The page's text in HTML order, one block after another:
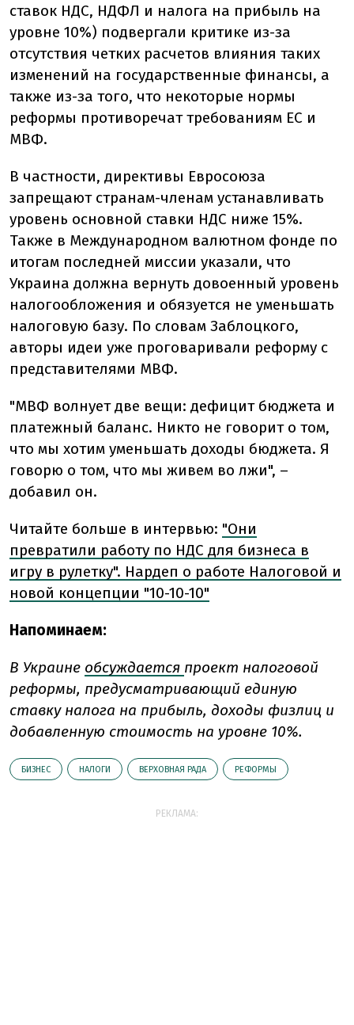
ставок НДС, НДФЛ и налога на прибыль на
уровне 10%) подвергали критике из-за
отсутствия четких расчетов влияния таких
изменений на государственные финансы, а
также из-за того, что некоторые нормы
реформы противоречат требованиям ЕС и
МВФ.
В частности, директивы Евросоюза
запрещают странам-членам устанавливать
уровень основной ставки НДС ниже 15%.
Также в Международном валютном фонде по
итогам последней миссии указали, что
Украина должна вернуть довоенный уровень
налогообложения и обязуется не уменьшать
налоговую базу. По словам Заблоцкого,
авторы идеи уже проговаривали реформу с
представителями МВФ.
"МВФ волнует две вещи: дефицит бюджета и
платежный баланс. Никто не говорит о том,
что мы хотим уменьшать доходы бюджета. Я
говорю о том, что мы живем во лжи", –
добавил он.
Читайте больше в интервью: "Они
превратили работу по НДС для бизнеса в
игру в рулетку". Нардеп о работе Налоговой и
новой концепции "10-10-10"
Напоминаем:
В Украине обсуждается проект налоговой
реформы, предусматривающий единую
ставку налога на прибыль, доходы физлиц и
добавленную стоимость на уровне 10%.
БИЗНЕС НАЛОГИ ВЕРХОВНАЯ РАДА РЕФОРМЫ
РЕКЛАМА: